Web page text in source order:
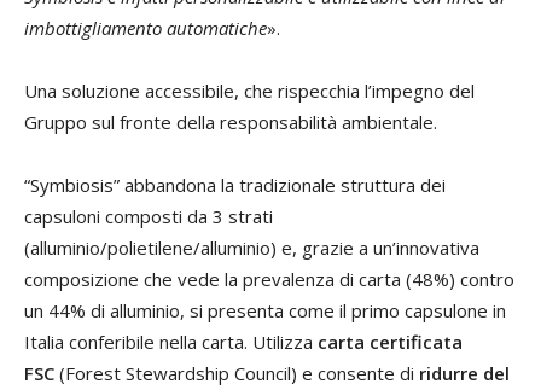
imbottigliamento automatiche».
Una soluzione accessibile, che rispecchia l’impegno del
Gruppo sul fronte della responsabilità ambientale.
“Symbiosis” abbandona la tradizionale struttura dei
capsuloni composti da 3 strati
(alluminio/polietilene/alluminio) e, grazie a un’innovativa
composizione che vede la prevalenza di carta (48%) contro
un 44% di alluminio, si presenta come il primo capsulone in
Italia conferibile nella carta. Utilizza carta certificata
FSC (Forest Stewardship Council) e consente di ridurre del